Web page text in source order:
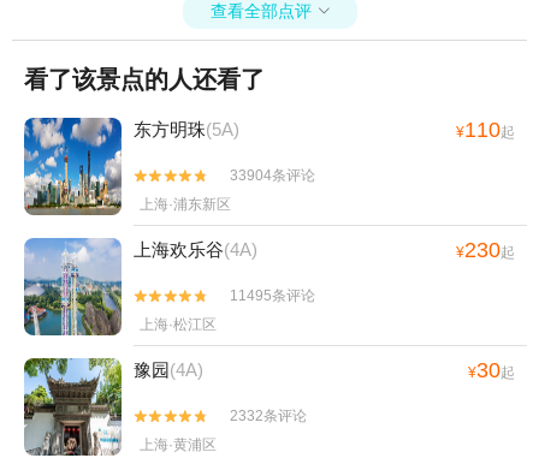
查看全部点评 
看了该景点的人还看了
东方明珠(5A) ¥110起


33904条评论
上海·浦东新区
上海欢乐谷(4A) ¥230起


11495条评论
上海·松江区
豫园(4A) ¥30起


2332条评论
上海·黄浦区